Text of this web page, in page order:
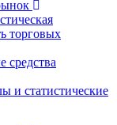
торговых
средства
и статистические